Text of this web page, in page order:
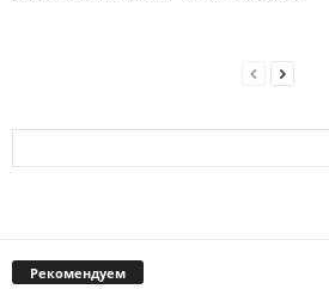
Рекомендуем